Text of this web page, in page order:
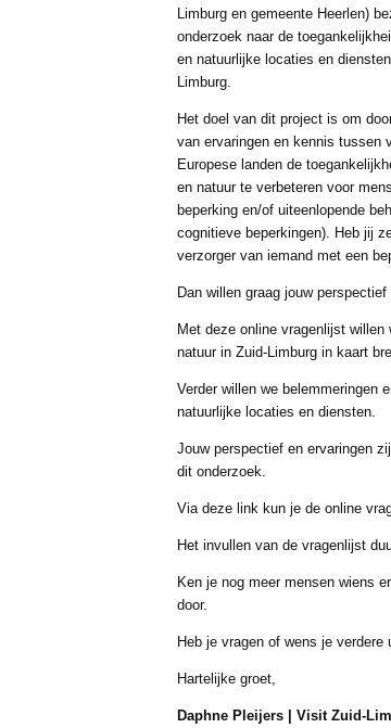
Limburg en gemeente Heerlen)
onderzoek naar de
en natuurlijke locaties en
Limburg.
Het doel van dit project is om
van ervaringen en kennis tussen
Europese landen de
en natuur te verbeteren voor
beperking en/of uiteenlopende
cognitieve beperkingen). Heb jij
verzorger van iemand met een
Dan willen graag jouw
Met deze online vragenlijst
natuur in Zuid-Limburg in kaart
Verder willen we belemmeringen
natuurlijke locaties en diensten.
Jouw perspectief en ervaringen
dit onderzoek.
Via deze link kun je de online
Het invullen van de vragenlijst
Ken je nog meer mensen wiens
door.
Heb je vragen of wens je
Hartelijke groet,
Daphne Pleijers | Visit